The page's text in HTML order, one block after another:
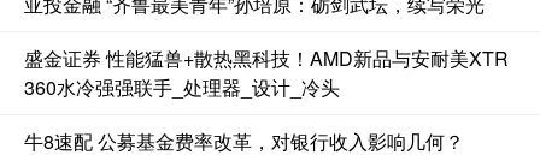
盛金证券 性能猛兽+散热黑科技！AMD新品与安耐美XTR
360水冷强强联手_处理器_设计_冷头
牛8速配 公募基金费率改革，对银行收入影响几何？